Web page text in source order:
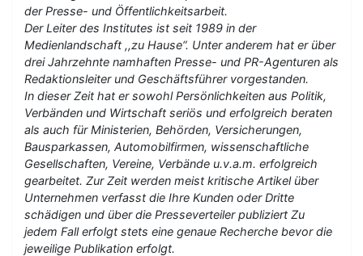
der Presse- und Öffentlichkeitsarbeit.
Der Leiter des Institutes ist seit 1989 in der
Medienlandschaft ,,zu Hause“. Unter anderem hat er über
drei Jahrzehnte namhaften Presse- und PR-Agenturen als
Redaktionsleiter und Geschäftsführer vorgestanden.
In dieser Zeit hat er sowohl Persönlichkeiten aus Politik,
Verbänden und Wirtschaft seriös und erfolgreich beraten
als auch für Ministerien, Behörden, Versicherungen,
Bausparkassen, Automobilfirmen, wissenschaftliche
Gesellschaften, Vereine, Verbände u.v.a.m. erfolgreich
gearbeitet. Zur Zeit werden meist kritische Artikel über
Unternehmen verfasst die Ihre Kunden oder Dritte
schädigen und über die Presseverteiler publiziert Zu
jedem Fall erfolgt stets eine genaue Recherche bevor die
jeweilige Publikation erfolgt.